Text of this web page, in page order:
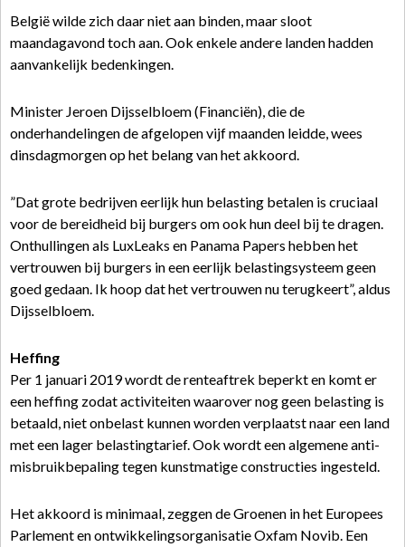
België wilde zich daar niet aan binden, maar sloot
maandagavond toch aan. Ook enkele andere landen hadden
aanvankelijk bedenkingen.
Minister Jeroen Dijsselbloem (Financiën), die de
onderhandelingen de afgelopen vijf maanden leidde, wees
dinsdagmorgen op het belang van het akkoord.
”Dat grote bedrijven eerlijk hun belasting betalen is cruciaal
voor de bereidheid bij burgers om ook hun deel bij te dragen.
Onthullingen als LuxLeaks en Panama Papers hebben het
vertrouwen bij burgers in een eerlijk belastingsysteem geen
goed gedaan. Ik hoop dat het vertrouwen nu terugkeert”, aldus
Dijsselbloem.
Heffing
Per 1 januari 2019 wordt de renteaftrek beperkt en komt er
een heffing zodat activiteiten waarover nog geen belasting is
betaald, niet onbelast kunnen worden verplaatst naar een land
met een lager belastingtarief. Ook wordt een algemene anti-
misbruikbepaling tegen kunstmatige constructies ingesteld.
Het akkoord is minimaal, zeggen de Groenen in het Europees
Parlement en ontwikkelingsorganisatie Oxfam Novib. Een